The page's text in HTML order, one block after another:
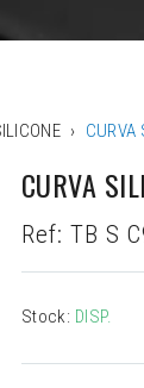
CURVA
CURVA
Ref: TB S
Stock: DISP.